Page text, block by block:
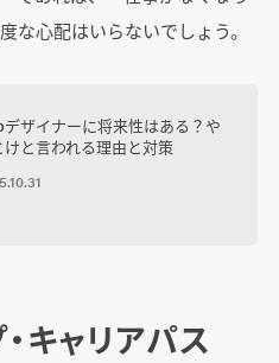
な心配はいらないでしょう。
デザイナーに将来性はある？や
けと言われる理由と対策
キャリアパス